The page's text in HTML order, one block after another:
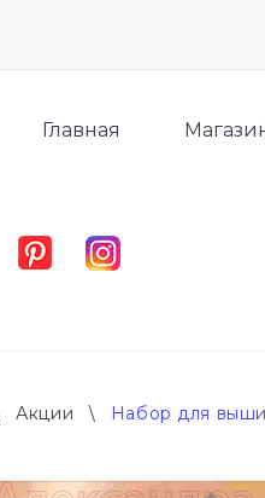
PinterestInstagram
Главная
Акции \ Набор для